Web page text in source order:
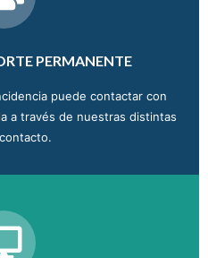
PERMANENTE
puede contactar con
a través de nuestras distintas